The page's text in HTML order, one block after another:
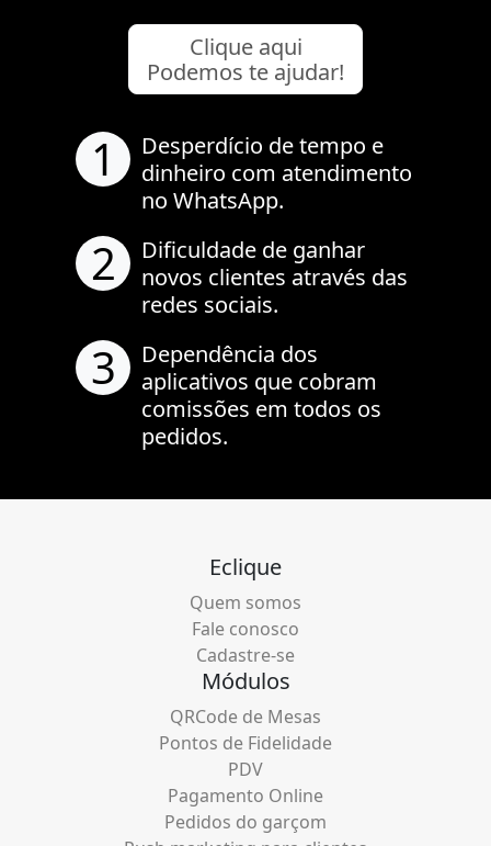
Clique aqui
Podemos te ajudar!
1
Desperdício de tempo e
dinheiro com atendimento
no WhatsApp.
2
Dificuldade de ganhar
novos clientes através das
redes sociais.
3
Dependência dos
aplicativos que cobram
comissões em todos os
pedidos.
Eclique
Quem somos
Fale conosco
Cadastre-se
Módulos
QRCode de Mesas
Pontos de Fidelidade
PDV
Pagamento Online
Pedidos do garçom